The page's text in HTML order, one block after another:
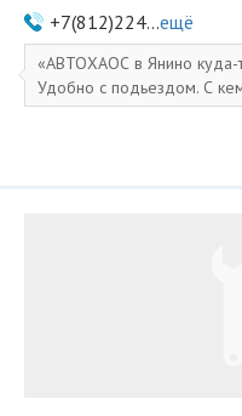
+7(812)224...ещё
АВТОХАОС в Янино куда-
Удобно с подьездом. С